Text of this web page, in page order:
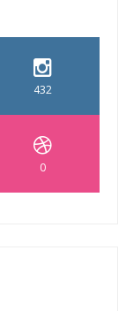
432
0